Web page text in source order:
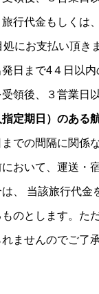
行代金もしくは
にお支払い頂き
日まで4４日以内
領後、３営業日
定期日）のある
までの間隔に関係
おいて、運送・
、 当該旅行代
のとします。た
ませんのでご了